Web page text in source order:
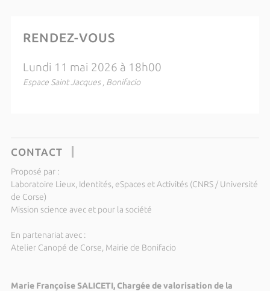
RENDEZ-VOUS
Lundi 11 mai 2026 à 18h00
Espace Saint Jacques , Bonifacio
CONTACT
Proposé par :
Laboratoire Lieux, Identités, eSpaces et Activités (CNRS / Université
de Corse)
Mission science avec et pour la société
En partenariat avec :
Atelier Canopé de Corse, Mairie de Bonifacio
Marie Françoise SALICETI, Chargée de valorisation de la